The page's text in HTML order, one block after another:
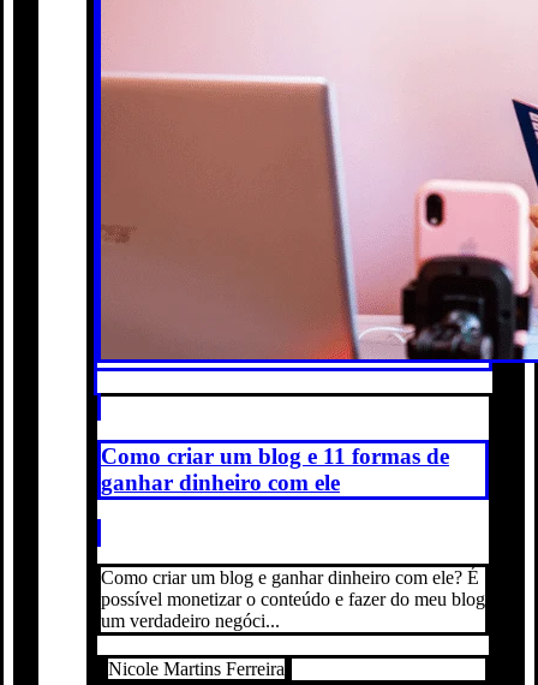
Como criar um blog e 11 formas de
ganhar dinheiro com ele
Como criar um blog e ganhar dinheiro com ele? É
possível monetizar o conteúdo e fazer do meu blog
um verdadeiro negóci...
Nicole Martins Ferreira